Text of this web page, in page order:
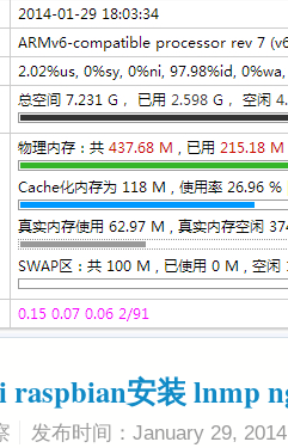
raspbian安装 lnmp
发布时间：January 29, 2014